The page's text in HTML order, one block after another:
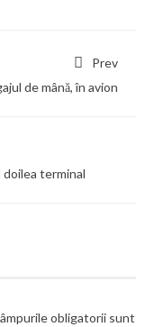
Prev
de mână, în avion
terminal
obligatorii sunt